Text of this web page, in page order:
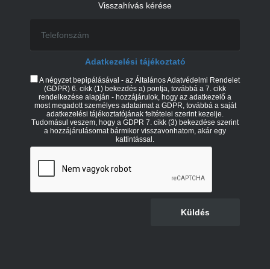
Visszahívás kérése
Adatkezelési tájékoztató
A négyzet bepipálásával - az Általános Adatvédelmi Rendelet
(GDPR) 6. cikk (1) bekezdés a) pontja, továbbá a 7. cikk
rendelkezése alapján - hozzájárulok, hogy az adatkezelő a
most megadott személyes adataimat a GDPR, továbbá a saját
adatkezelési tájékoztatójának feltételei szerint kezelje.
Tudomásul veszem, hogy a GDPR 7. cikk (3) bekezdése szerint
a hozzájárulásomat bármikor visszavonhatom, akár egy
kattintással.
Küldés